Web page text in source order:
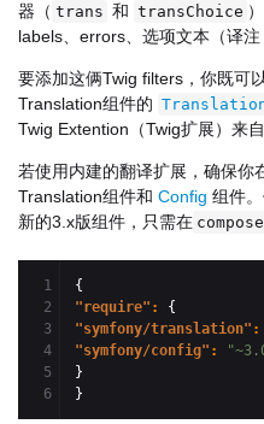
器（ trans 和 transChoice
labels、errors、选项文本（译
要添加这俩Twig filters，你既可
Translation组件的
Twig Extention（Twig扩展）来自
若使用内建的翻译扩展，确保你
Translation组件和 Config 组件
新的3.x版组件，只需在
1
2
3
4
5
{
"require" : {
"symfony/translation" :
"symfony/config" :
}
}